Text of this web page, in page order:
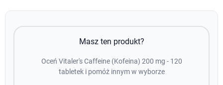
Masz ten produkt?
Oceń Vitaler's Caffeine (Kofeina) 200 mg - 120
tabletek i pomóż innym w wyborze